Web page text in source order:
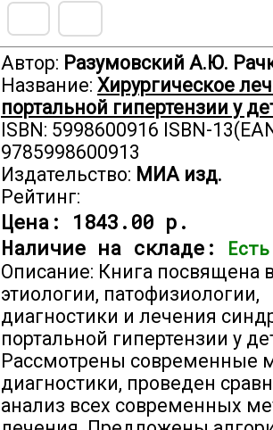
Автор: Разумовский А.Ю.
Название: Хирургическое
портальной гипертензии у
ISBN: 5998600916 ISBN-
9785998600913
Издательство: МИА изд.
Рейтинг:
Цена: 1843.00 р.
Наличие на складе:
Есть
Описание: Книга посвящена
этиологии, патофизиологии,
диагностики и лечения
портальной гипертензии у
Рассмотрены современные
диагностики, проведен
анализ всех современных